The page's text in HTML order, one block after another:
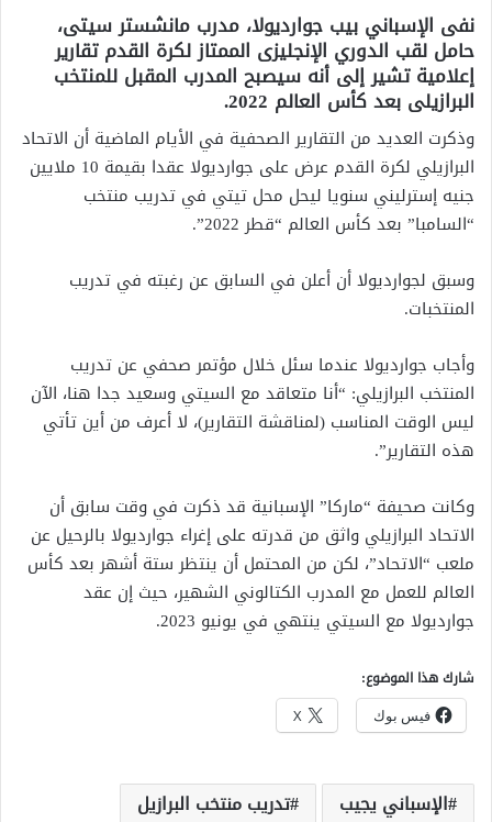
نفى الإسباني بيب جوارديولا، مدرب مانشستر سيتى،
حامل لقب الدوري الإنجليزى الممتاز لكرة القدم تقارير
إعلامية تشير إلى أنه سيصبح المدرب المقبل للمنتخب
البرازيلى بعد كأس العالم 2022.
وذكرت العديد من التقارير الصحفية في الأيام الماضية أن الاتحاد
البرازيلي لكرة القدم عرض على جوارديولا عقدا بقيمة 10 ملايين
جنيه إسترليني سنويا ليحل محل تيتي في تدريب منتخب
“السامبا” بعد كأس العالم “قطر 2022”.
وسبق لجوارديولا أن أعلن في السابق عن رغبته في تدريب
المنتخبات.
وأجاب جوارديولا عندما سئل خلال مؤتمر صحفي عن تدريب
المنتخب البرازيلي: “أنا متعاقد مع السيتي وسعيد جدا هنا، الآن
ليس الوقت المناسب (لمناقشة التقارير)، لا أعرف من أين تأتي
هذه التقارير”.
وكانت صحيفة “ماركا” الإسبانية قد ذكرت في وقت سابق أن
الاتحاد البرازيلي واثق من قدرته على إغراء جوارديولا بالرحيل عن
ملعب “الاتحاد”، لكن من المحتمل أن ينتظر ستة أشهر بعد كأس
العالم للعمل مع المدرب الكتالوني الشهير، حيث إن عقد
جوارديولا مع السيتي ينتهي في يونيو 2023.
شارك هذا الموضوع:
فيس بوك X
الإسباني يجيب
تدريب منتخب البرازيل